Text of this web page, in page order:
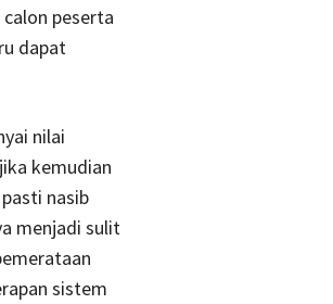
peserta
dapat
nilai
kemudian
nasib
menjadi sulit
sistem